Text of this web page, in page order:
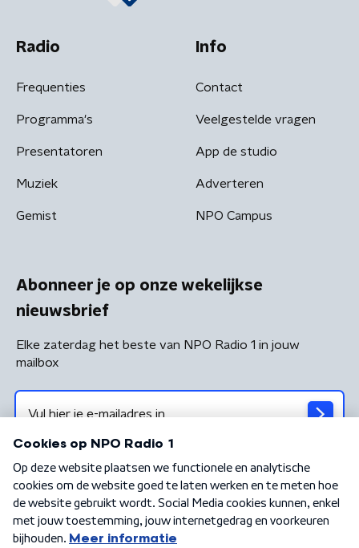
Radio
Frequenties
Programma's
Presentatoren
Muziek
Gemist
Info
Contact
Veelgestelde vragen
App de studio
Adverteren
NPO Campus
Abonneer je op onze wekelijkse
nieuwsbrief
Elke zaterdag het beste van NPO Radio 1 in jouw
mailbox
Algemene voorwaarden Privacybeleid